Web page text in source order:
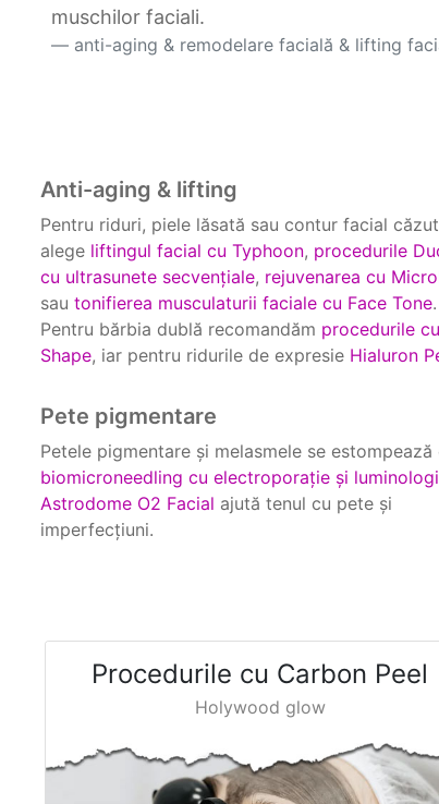
muschilor faciali.
anti-aging & remodelare facială & lifting
Anti-aging & lifting
Pentru riduri, piele lăsată sau contur facial
alege liftingul facial cu Typhoon, procedurile
cu ultrasunete secvențiale, rejuvenarea cu
sau tonifierea musculaturii faciale cu Face Tone.
Pentru bărbia dublă recomandăm procedurile
Shape, iar pentru ridurile de expresie Hialuron
Pete pigmentare
Petele pigmentare și melasmele se estompează
biomicroneedling cu electroporație și
Astrodome O2 Facial ajută tenul cu pete și
imperfecțiuni.
Procedurile cu Carbon Peel
Holywood glow